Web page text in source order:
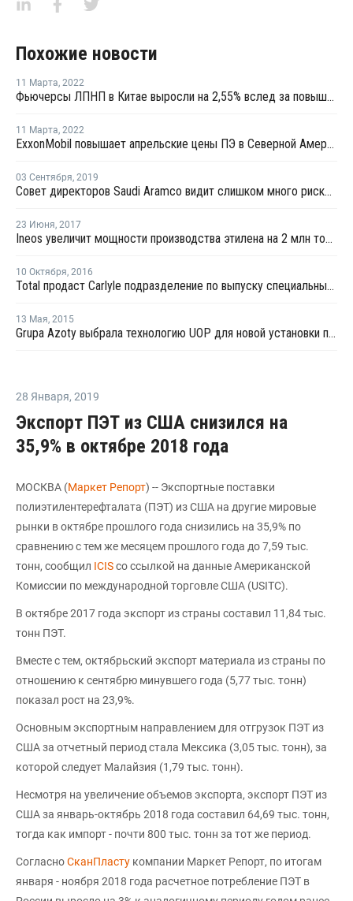
Похожие новости
11 Марта, 2022
Фьючерсы ЛПНП в Китае выросли на 2,55% вслед за повышением котировок сырой нефти
11 Марта, 2022
ExxonMobil повышает апрельские цены ПЭ в Северной Америке
03 Сентября, 2019
Совет директоров Saudi Aramco видит слишком много рисков для IPO в Нью-Йорке
23 Июня, 2017
Ineos увеличит мощности производства этилена на 2 млн тонн в год
10 Октября, 2016
Total продаcт Carlyle подразделение по выпуску специальных химических веществ Atotech
13 Мая, 2015
Grupa Azoty выбрала технологию UOP для новой установки по выпуску пропилена в Польше
28 Января, 2019
Экспорт ПЭТ из США снизился на
35,9% в октябре 2018 года
МОСКВА (Маркет Репорт) -- Экспортные поставки
полиэтилентерефталата (ПЭТ) из США на другие мировые
рынки в октябре прошлого года снизились на 35,9% по
сравнению с тем же месяцем прошлого года до 7,59 тыс.
тонн, сообщил ICISсо ссылкой на данные Американской
Комиссии по международной торговле США (USITC).
В октябре 2017 года экспорт из страны составил 11,84 тыс.
тонн ПЭТ.
Вместе с тем, октябрьский экспорт материала из страны по
отношению к сентябрю минувшего года (5,77 тыс. тонн)
показал рост на 23,9%.
Основным экспортным направлением для отгрузок ПЭТ из
США за отчетный период стала Мексика (3,05 тыс. тонн), за
которой следует Малайзия (1,79 тыс. тонн).
Несмотря на увеличение объемов экспорта, экспорт ПЭТ из
США за январь-октябрь 2018 года составил 64,69 тыс. тонн,
тогда как импорт - почти 800 тыс. тонн за тот же период.
СогласноСканПласту компании Маркет Репорт, по итогам
января - ноября 2018 года расчетное потребление ПЭТ в